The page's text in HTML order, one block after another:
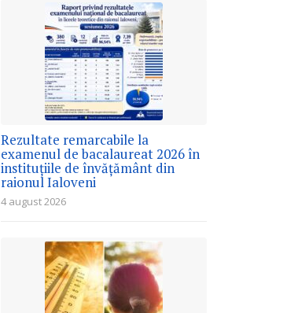
Rezultate remarcabile la
examenul de bacalaureat 2026 în
instituțiile de învățământ din
raionul Ialoveni
4 august 2026